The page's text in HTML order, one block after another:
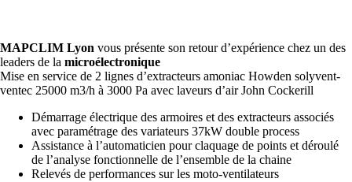
MAPCLIM Lyon vous présente son retour d’expérience chez un des
leaders de la microélectronique
Mise en service de 2 lignes d’extracteurs amoniac Howden solyvent-
ventec 25000 m3/h à 3000 Pa avec laveurs d’air John Cockerill
Démarrage électrique des armoires et des extracteurs associés
avec paramétrage des variateurs 37kW double process
Assistance à l’automaticien pour claquage de points et déroulé
de l’analyse fonctionnelle de l’ensemble de la chaine
Relevés de performances sur les moto-ventilateurs